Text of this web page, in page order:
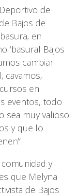
de
Bajos de
en
‘basural Bajos
cambiar
cavamos,
en
eventos, todo
sea muy valioso
y que lo
y
que Melyna
de Bajos